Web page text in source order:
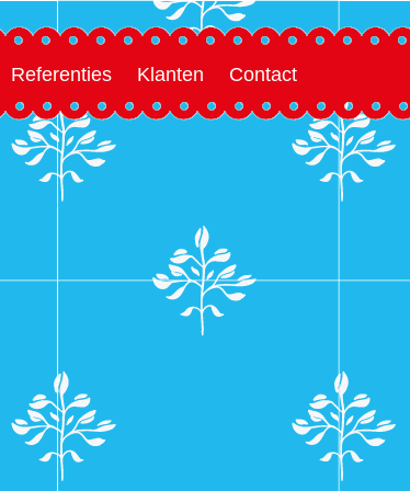
Referenties Klanten Contact